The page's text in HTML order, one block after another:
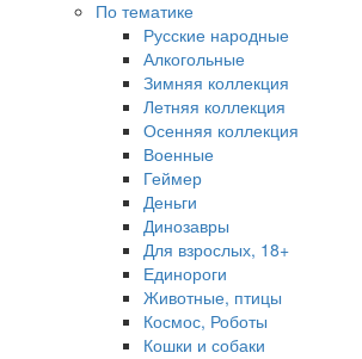
По тематике
Русские народные
Алкогольные
Зимняя коллекция
Летняя коллекция
Осенняя коллекция
Военные
Геймер
Деньги
Динозавры
Для взрослых, 18+
Единороги
Животные, птицы
Космос, Роботы
Кошки и собаки